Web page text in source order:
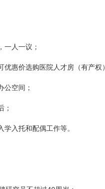
一人一议；
惠价选购医院人才房（有产权
公空间；
；
入托和配偶工作等。